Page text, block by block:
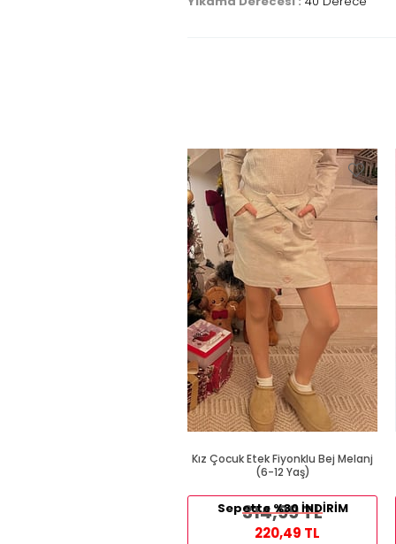
Kız Çocuk Etek Fiyonklu Bej Melanj
(6-12 Yaş)
314,99 TL
Sepette %30 İNDİRİM
220,49 TL